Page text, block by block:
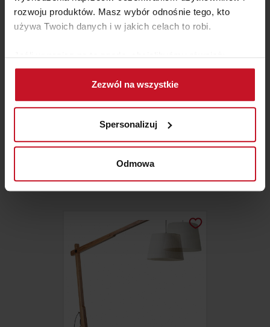
rozwoju produktów. Masz wybór odnośnie tego, kto
używa Twoich danych i w jakich celach to robi.
Jeśli wyrazisz na to zgodę, chcielibyśmy również:
Gromadzić dane dotyczące Twojej lokalizacji
geograficznej z dokładnością nawet do kilku metrów
Identyfikować Twoje urządzenie, aktywnie
(fingerprinting, czyli wirtualny odcisk palca)
Dowiedz się więcej odnośnie tego, jak Twoje osobiste
dane są przetwarzane oraz ustaw własne preferencje w
zmienić lub wycofać swoją zgodę w dowolnej chwili.
Wykorzystujemy pliki cookie do spersonalizowania treści
i reklam, aby oferować funkcje społecznościowe i
analizować ruch w naszej witrynie. Informacje o tym, jak
korzystasz z naszej witryny, udostępniamy partnerom
społecznościowym, reklamowym i analitycznym.
Partnerzy mogą połączyć te informacje z innymi danymi
otrzymanymi od Ciebie lub uzyskanymi podczas
korzystania z ich usług.
Zezwól na wszystkie
Spersonalizuj
Odmowa
LAMPA WISZĄCA JOSEINE
ZAPYTAJ O CENĘ W SALONIE